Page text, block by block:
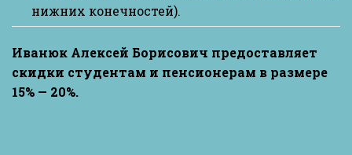
нижних конечностей).
Иванюк Алексей Борисович предоставляет
скидки студентам и пенсионерам в размере
15% — 20%.